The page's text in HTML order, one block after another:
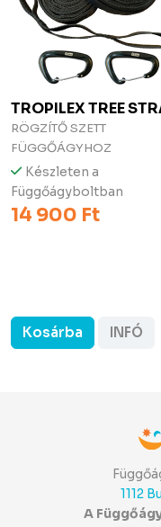
TROPILEXTREE
RÖGZÍTŐ SZETT
FÜGGŐÁGYHOZ
Készleten a
Függőágyboltban
14 900 Ft
Kosárba INFÓ
1112
A